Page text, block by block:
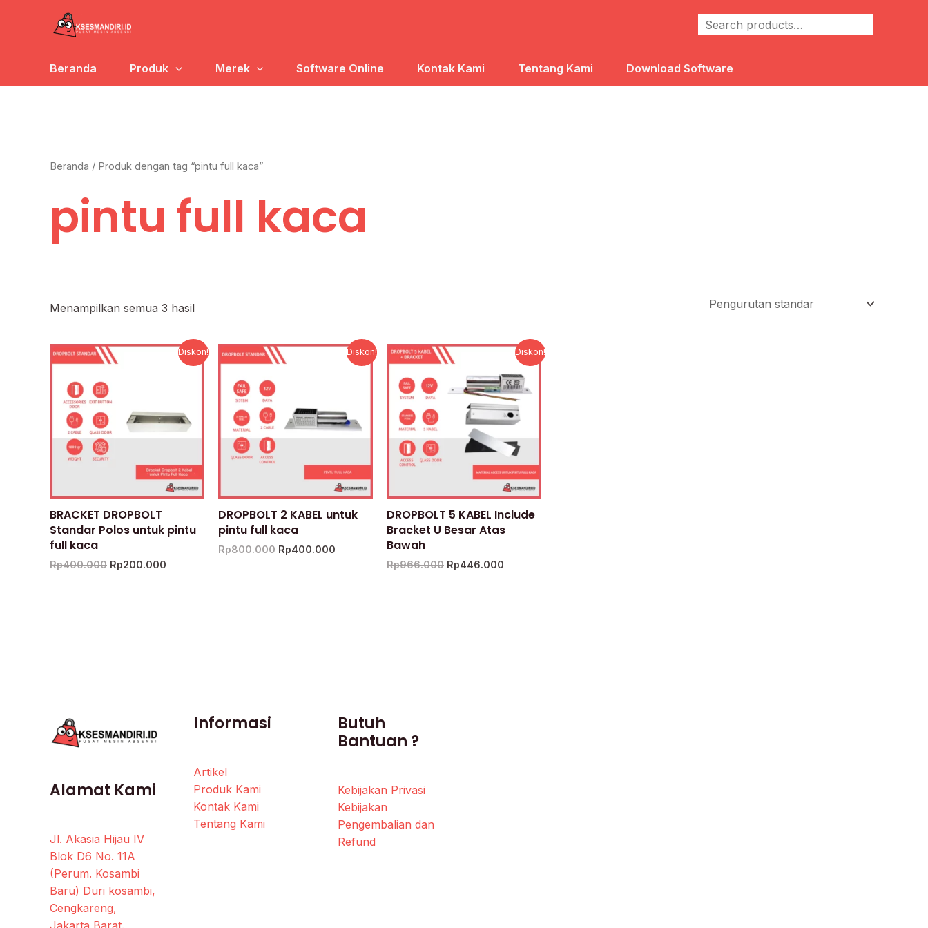
Beranda Produk Merek Software Online Kontak Kami Tentang Kami Download Software
Beranda / Produk dengan tag “pintu full kaca”
pintu full kaca
Menampilkan semua 3 hasil
Diskon!
BRACKET DROPBOLT
Standar Polos untuk pintu
full kaca
Rp400.000
Harga
aslinya
Rp200.000
Harga
saat
Diskon!
DROPBOLT 2 KABEL untuk
pintu full kaca
Rp800.000
Harga
aslinya
Rp400.000
Harga
saat
Diskon!
DROPBOLT 5 KABEL Include
Bracket U Besar Atas
Bawah
Rp966.000
Harga
aslinya
adalah:
Rp966.000.
Rp446.000
Harga
saat
ini
adalah:
Rp446.000.
Alamat Kami
Jl. Akasia Hijau IV
Blok D6 No. 11A
(Perum. Kosambi
Baru) Duri kosambi,
Cengkareng,
Informasi
Artikel
Produk Kami
Kontak Kami
Tentang Kami
Butuh
Bantuan ?
Kebijakan Privasi
Kebijakan
Pengembalian dan
Refund